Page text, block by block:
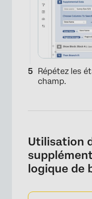
Répétez les
champ.
Utilisation
logique de